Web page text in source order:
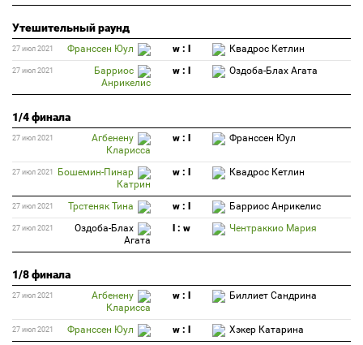
Утешительный раунд
27 июл 2021 Франссен Юул w : l Квадрос Кетлин
27 июл 2021
Барриос
Анрикелис
w : l Оздоба-Блах Агата
1/4 финала
27 июл 2021
Агбенену
Кларисса
w : l Франссен Юул
27 июл 2021
Бошемин-Пинар
Катрин
w : l Квадрос Кетлин
27 июл 2021 Трстеняк Тина w : l Барриос Анрикелис
27 июл 2021
Оздоба-Блах
Агата
l : w Чентраккио Мария
1/8 финала
27 июл 2021
Агбенену
Кларисса
w : l Биллиет Сандрина
27 июл 2021 Франссен Юул w : l Хэкер Катарина